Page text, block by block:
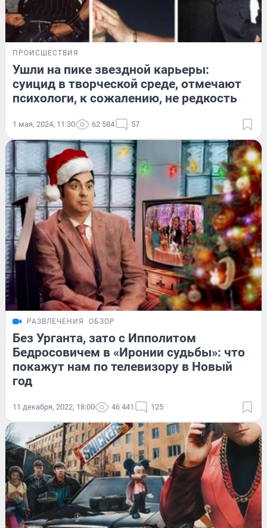
ПРОИСШЕСТВИЯ
Ушли на пике звездной карьеры:
суицид в творческой среде, отмечают
психологи, к сожалению, не редкость
1 мая, 2024, 11:30 62 584 57
РАЗВЛЕЧЕНИЯ ОБЗОР
Без Урганта, зато с Ипполитом
Бедросовичем в «Иронии судьбы»: что
покажут нам по телевизору в Новый
год
11 декабря, 2022, 18:00 46 441 125